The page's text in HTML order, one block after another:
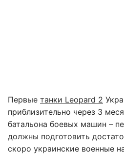
Первые танки Leopard 2
приблизительно через 3
батальона боевых машин –
должны подготовить
скоро украинские военные